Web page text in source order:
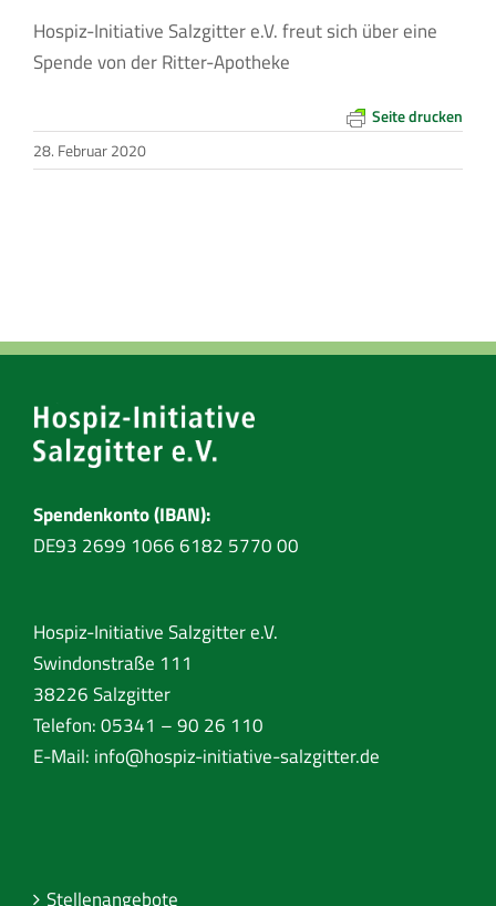
Hospiz-Initiative Salzgitter e.V. freut sich über eine
Spende von der Ritter-Apotheke
Seite drucken
28. Februar 2020
Spendenkonto (IBAN):
DE93 2699 1066 6182 5770 00
Hospiz-Initiative Salzgitter e.V.
Swindonstraße 111
38226 Salzgitter
Telefon: 05341 – 90 26 110
E-Mail: info@hospiz-initiative-salzgitter.de
Stellenangebote